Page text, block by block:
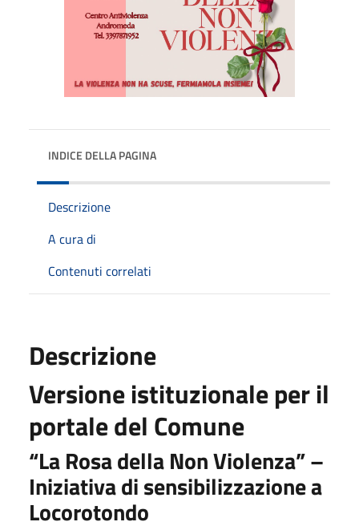
INDICE DELLA PAGINA
Descrizione
A cura di
Contenuti correlati
Descrizione
Versione istituzionale per il
portale del Comune
“La Rosa della Non Violenza” –
Iniziativa di sensibilizzazione a
Locorotondo